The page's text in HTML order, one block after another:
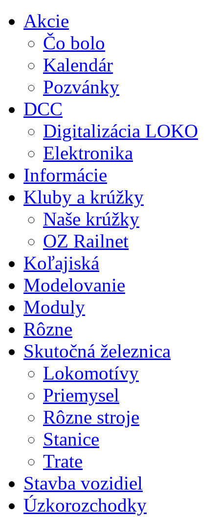
Akcie
Čo bolo
Kalendár
Pozvánky
DCC
Digitalizácia LOKO
Elektronika
Informácie
Kluby a krúžky
Naše krúžky
OZ Railnet
Koľajiská
Modelovanie
Moduly
Rôzne
Skutočná železnica
Lokomotívy
Priemysel
Rôzne stroje
Stanice
Trate
Stavba vozidiel
Úzkorozchodky